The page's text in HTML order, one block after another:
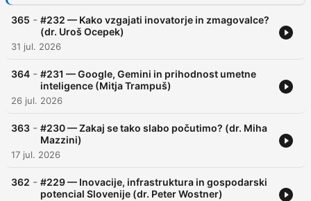
365 - #232 — Kako vzgajati inovatorje in zmagovalce?
(dr. Uroš Ocepek)
31 jul. 2026
364 - #231 — Google, Gemini in prihodnost umetne
inteligence (Mitja Trampuš)
26 jul. 2026
363 - #230 — Zakaj se tako slabo počutimo? (dr. Miha
Mazzini)
17 jul. 2026
362 - #229 — Inovacije, infrastruktura in gospodarski
potencial Slovenije (dr. Peter Wostner)